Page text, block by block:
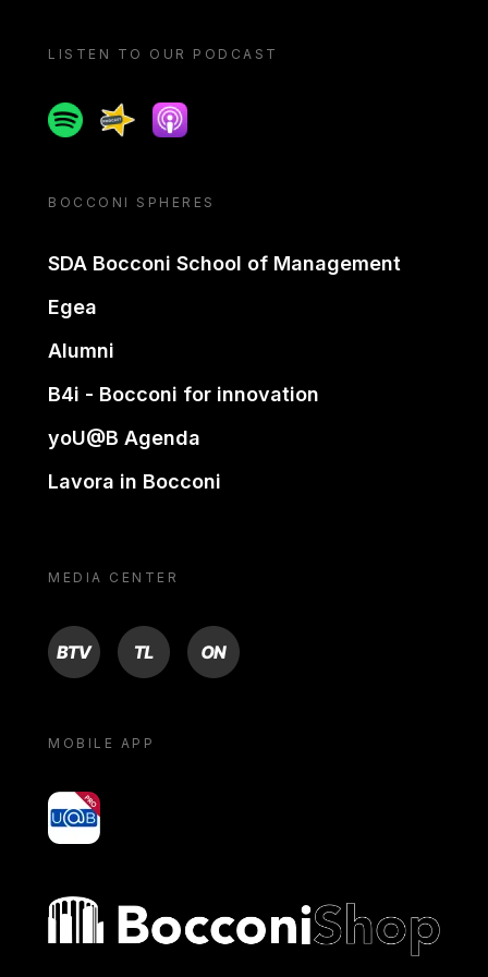
LISTEN TO OUR PODCAST
SpotifySpreakerApple podcast
BOCCONI SPHERES
SDA Bocconi School of Management
Egea
Alumni
B4i - Bocconi for innovation
yoU@B Agenda
Lavora in Bocconi
MEDIA CENTER
BTV TL ON
MOBILE APP
yoU@B
Bocconi shop